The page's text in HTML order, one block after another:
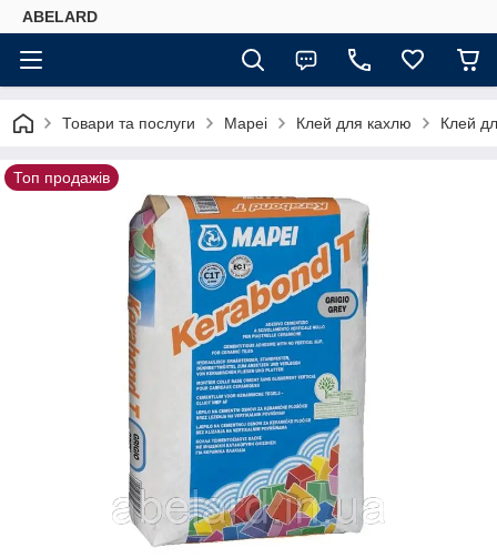
ABELARD
Товари та послуги Mapei Клей для кахлю Клей
Топ продажів